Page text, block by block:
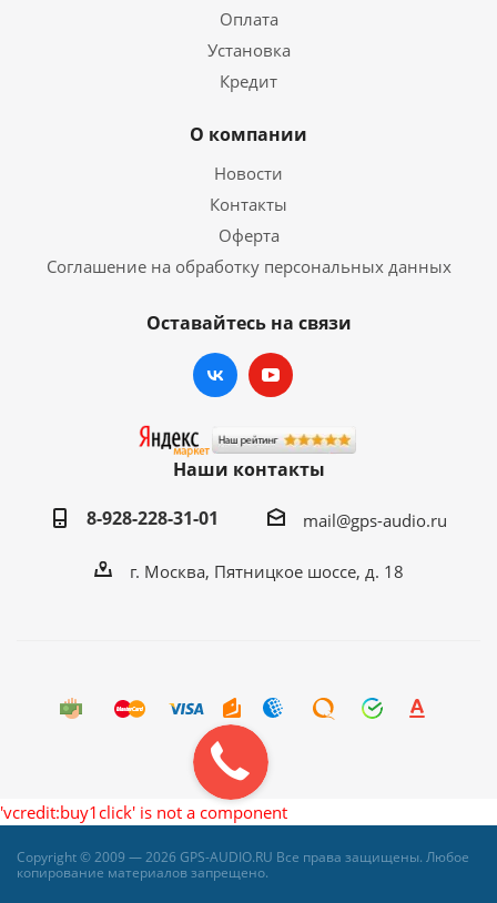
Оплата
Установка
Кредит
О компании
Новости
Контакты
Оферта
Соглашение на обработку персональных данных
Оставайтесь на связи
Наши контакты
8-928-228-31-01
mail@gps-audio.ru
г. Москва, Пятницкое шоссе, д. 18
'vcredit:buy1click' is not a component
Copyright © 2009 — 2026 GPS-AUDIO.RU Все права защищены. Любое
копирование материалов запрещено.